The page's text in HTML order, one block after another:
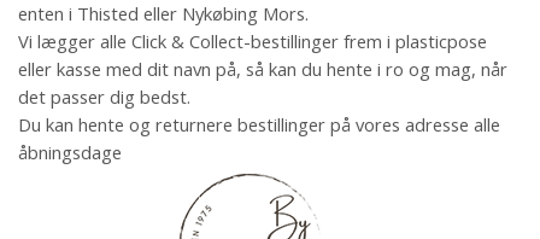
enten i Thisted eller Nykøbing Mors.
Vi lægger alle Click & Collect-bestillinger frem i plasticpose
eller kasse med dit navn på, så kan du hente i ro og mag, når
det passer dig bedst.
Du kan hente og returnere bestillinger på vores adresse alle
åbningsdage